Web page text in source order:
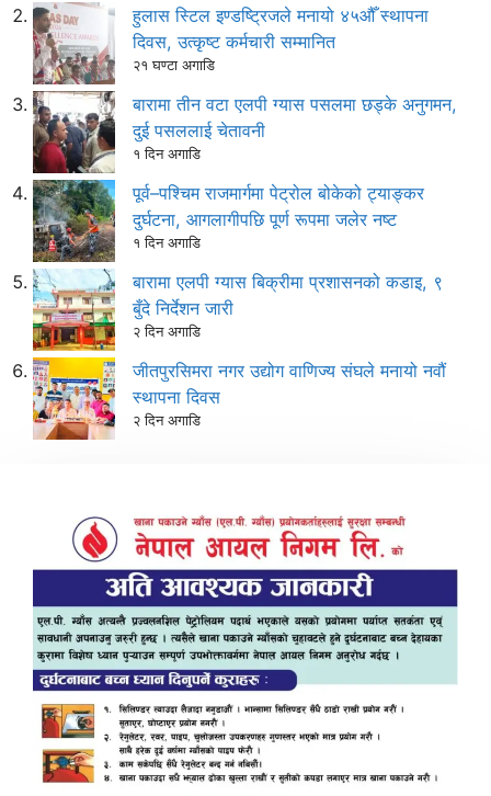
हुलास स्टिल इण्डष्ट्रिजले मनायो ४५औँ स्थापना
दिवस, उत्कृष्ट कर्मचारी सम्मानित
२१ घण्टा अगाडि
बारामा तीन वटा एलपी ग्यास पसलमा छड्के अनुगमन,
दुई पसललाई चेतावनी
१ दिन अगाडि
पूर्व–पश्चिम राजमार्गमा पेट्रोल बोकेको ट्याङ्कर
दुर्घटना, आगलागीपछि पूर्ण रूपमा जलेर नष्ट
१ दिन अगाडि
बारामा एलपी ग्यास बिक्रीमा प्रशासनको कडाइ, ९
बुँदे निर्देशन जारी
२ दिन अगाडि
जीतपुरसिमरा नगर उद्योग वाणिज्य संघले मनायो नवौं
स्थापना दिवस
२ दिन अगाडि